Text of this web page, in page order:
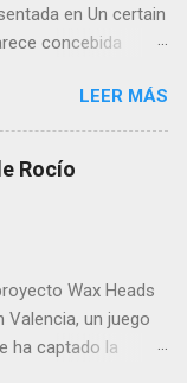
en Un certain
concebida
la decadencia
de la
la necesita. Sin
autoindulgentes
con un
una estética de
LEER MÁS
Rocío
Wax Heads
Valencia, un juego
ha captado la